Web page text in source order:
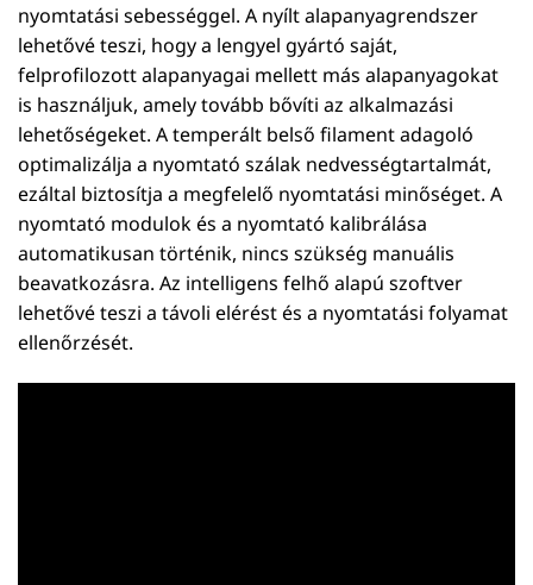
nyomtatási sebességgel. A nyílt alapanyagrendszer
lehetővé teszi, hogy a lengyel gyártó saját,
felprofilozott alapanyagai mellett más alapanyagokat
is használjuk, amely tovább bővíti az alkalmazási
lehetőségeket. A temperált belső filament adagoló
optimalizálja a nyomtató szálak nedvességtartalmát,
ezáltal biztosítja a megfelelő nyomtatási minőséget. A
nyomtató modulok és a nyomtató kalibrálása
automatikusan történik, nincs szükség manuális
beavatkozásra. Az intelligens felhő alapú szoftver
lehetővé teszi a távoli elérést és a nyomtatási folyamat
ellenőrzését.